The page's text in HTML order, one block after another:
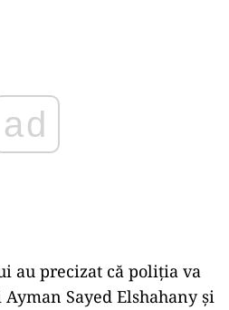
au precizat că poliţia va
Sayed Elshahany şi